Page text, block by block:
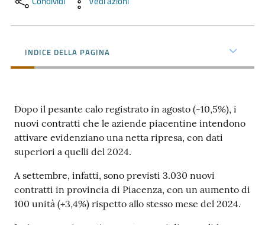
Consumatore
digitale
Prenotazioni
on line
INDICE DELLA PAGINA
Dopo il pesante calo registrato in agosto (-10,5%), i
nuovi contratti che le aziende piacentine intendono
attivare evidenziano una netta ripresa, con dati
superiori a quelli del 2024.
A settembre, infatti, sono previsti 3.030 nuovi
contratti in provincia di Piacenza, con un aumento di
100 unità (+3,4%) rispetto allo stesso mese del 2024.